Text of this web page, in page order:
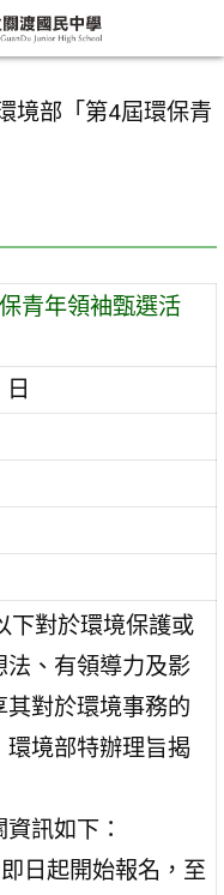
境部「第4屆環保青
青年領袖甄選活
下對於環境保護或
、有領導力及影
對於環境事務的
境部特辦理旨揭
訊如下：
日起開始報名，至